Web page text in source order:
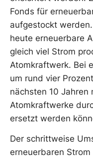
Fonds für
aufgestockt
heute erneuerbare
gleich viel Strom
Atomkraftwerk. Bei
um rund vier
nächsten 10 Jahren
Atomkraftwerke
ersetzt werden
Der schrittweise
erneuerbaren